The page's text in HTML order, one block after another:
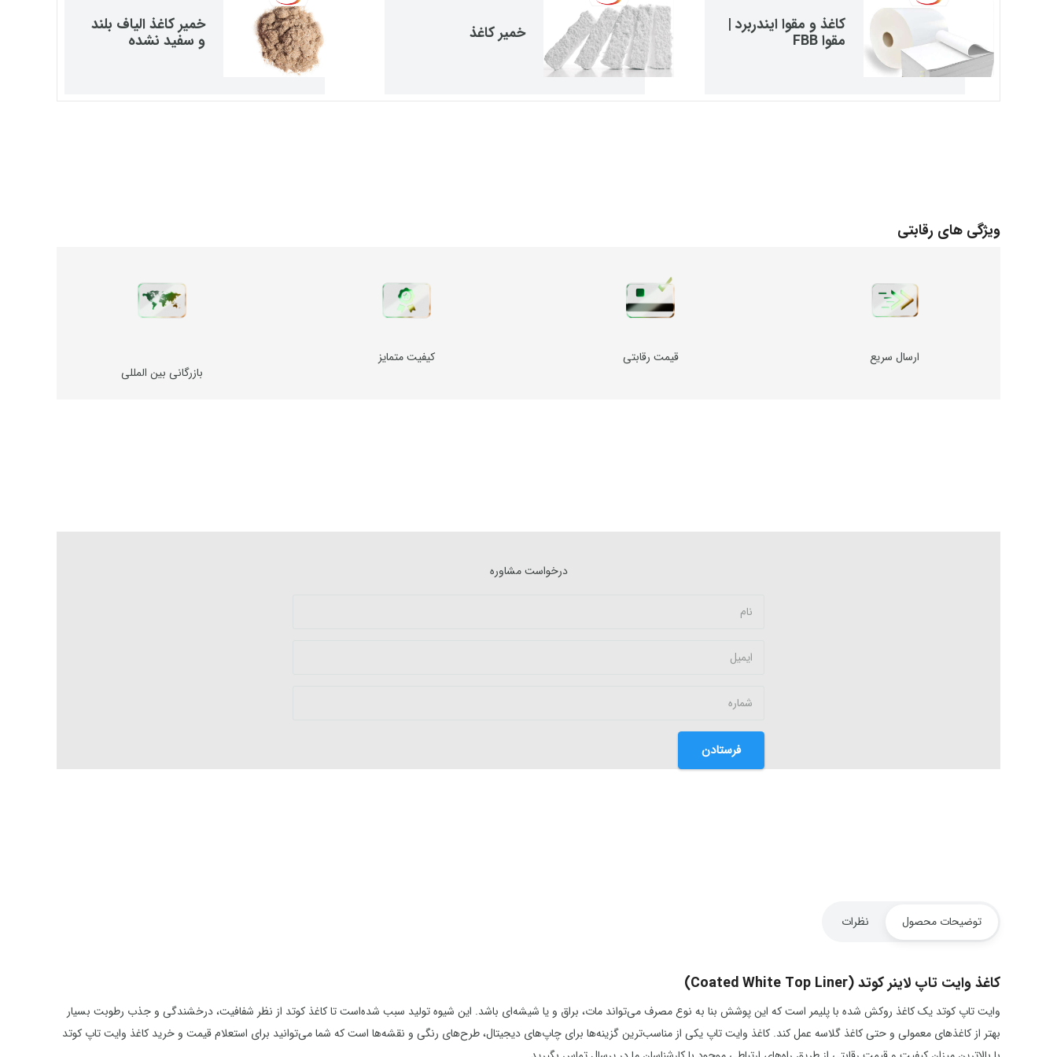
کاغذ و مقوا ایندربرد |
مقوا FBB خمیر کاغذ خمیر کاغذ الیاف بلند
و سفید نشده
ویژگی های رقابتی
ارسال سریع قیمت رقابتی
کیفیت متمایز
بازرگانی بین المللی
درخواست مشاوره
فرستادن
توضیحات محصول نظرات
کاغذ وایت تاپ لاینر کوتد (Coated White Top Liner)
وایت تاپ کوتد یک کاغذ روکش شده با پلیمر است که این پوشش بنا به نوع مصرف می‌تواند مات، براق و یا شیشه‌ای باشد. این شیوه تولید سبب شده‌است تا کاغذ کوتد از نظر شفافیت، درخشندگی و جذب رطوبت بسیار
بهتر از کاغذهای معمولی و حتی کاغذ گلاسه عمل کند. کاغذ وایت تاپ یکی از مناسب‌ترین گزینه‌ها برای چاپ‌های دیجیتال، طرح‌های رنگی و نقشه‌ها است که شما می‌توانید برای استعلام قیمت و خرید کاغذ وایت تاپ کوتد